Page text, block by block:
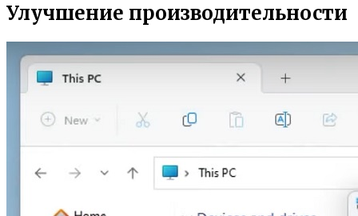
Улучшение производительности